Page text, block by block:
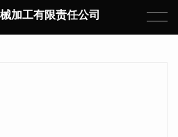
加工有限责任公司